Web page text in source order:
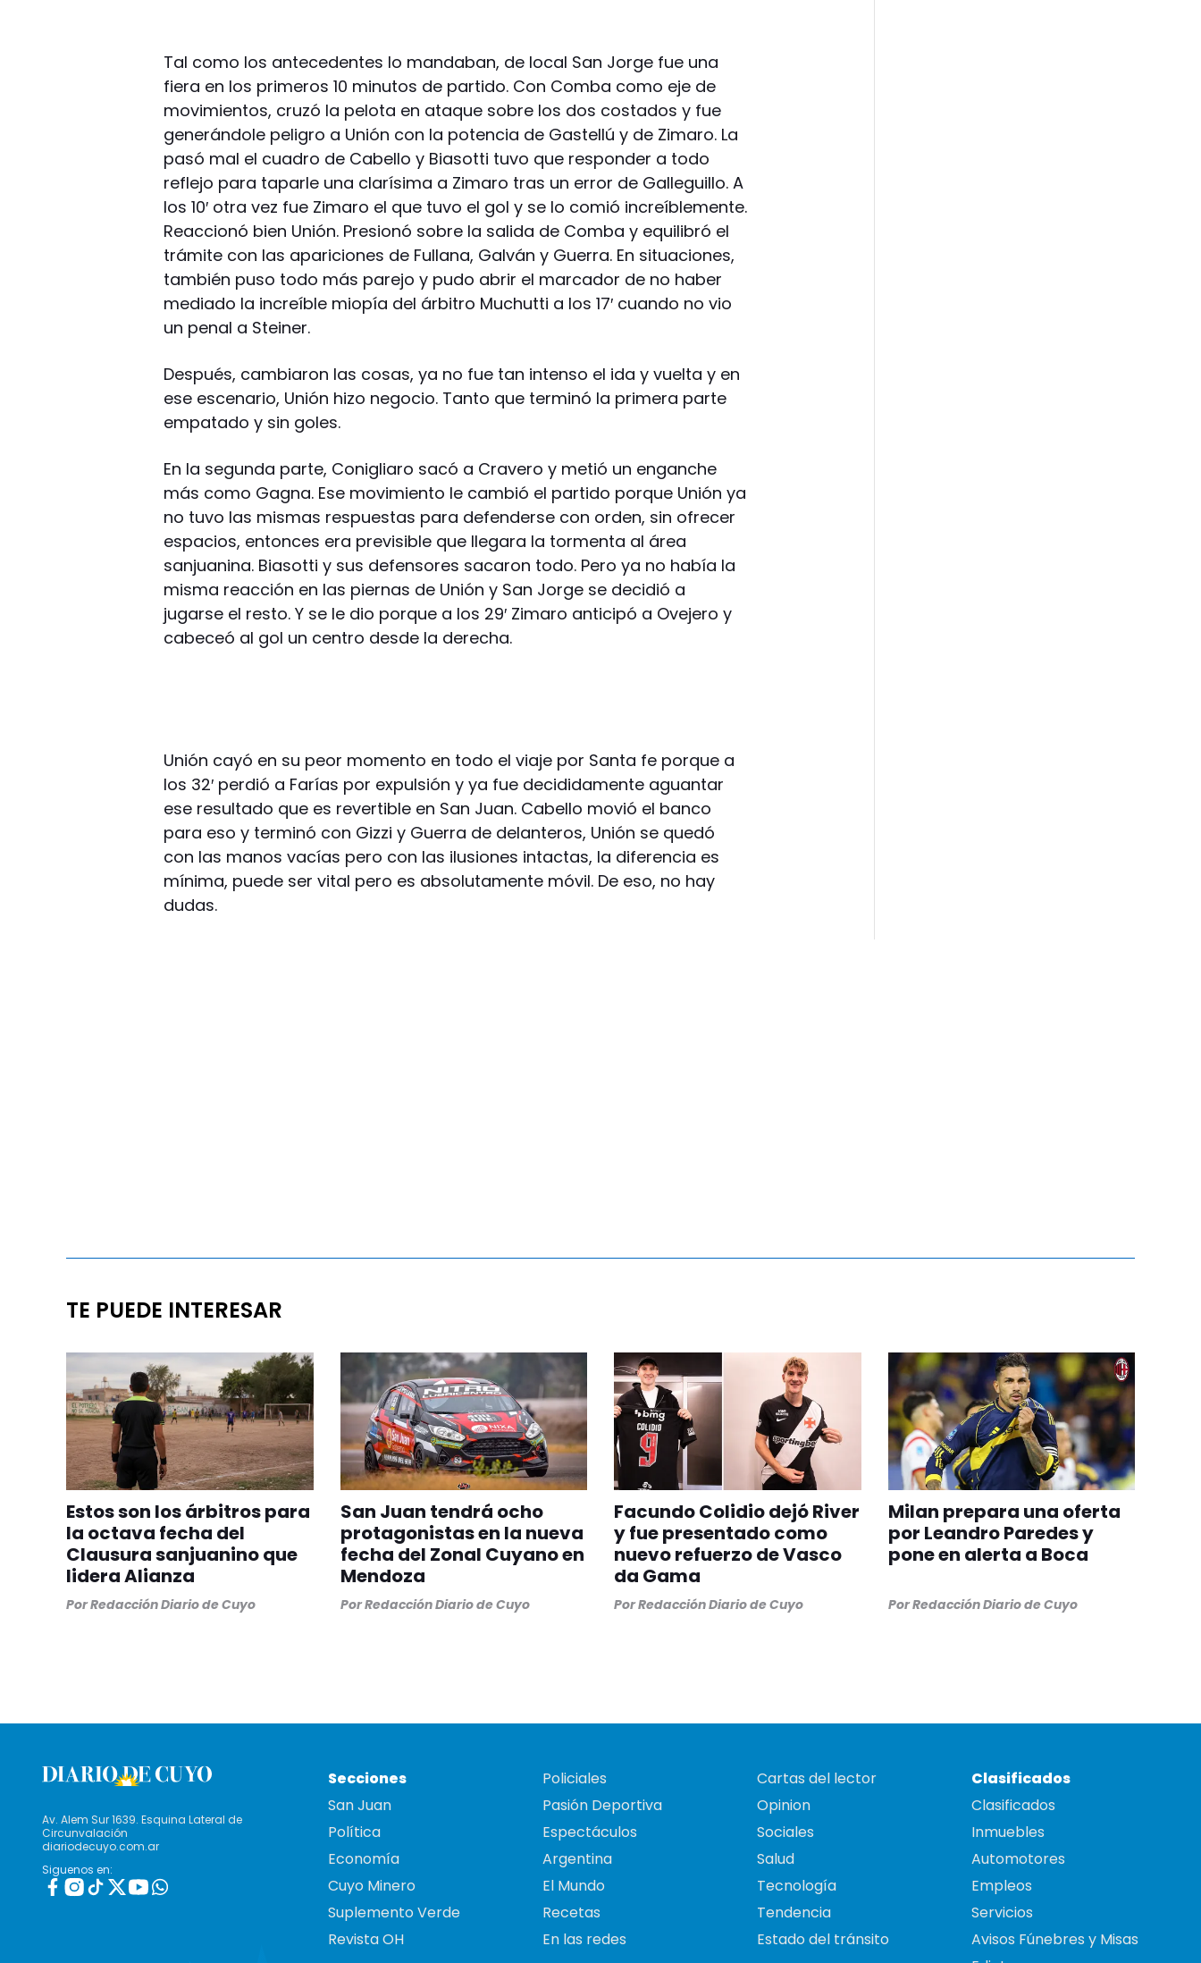
Tal como los antecedentes lo mandaban, de local San Jorge fue una
fiera en los primeros 10 minutos de partido. Con Comba como eje de
movimientos, cruzó la pelota en ataque sobre los dos costados y fue
generándole peligro a Unión con la potencia de Gastellú y de Zimaro. La
pasó mal el cuadro de Cabello y Biasotti tuvo que responder a todo
reflejo para taparle una clarísima a Zimaro tras un error de Galleguillo. A
los 10′ otra vez fue Zimaro el que tuvo el gol y se lo comió increíblemente.
Reaccionó bien Unión. Presionó sobre la salida de Comba y equilibró el
trámite con las apariciones de Fullana, Galván y Guerra. En situaciones,
también puso todo más parejo y pudo abrir el marcador de no haber
mediado la increíble miopía del árbitro Muchutti a los 17′ cuando no vio
un penal a Steiner.
Después, cambiaron las cosas, ya no fue tan intenso el ida y vuelta y en
ese escenario, Unión hizo negocio. Tanto que terminó la primera parte
empatado y sin goles.
En la segunda parte, Conigliaro sacó a Cravero y metió un enganche
más como Gagna. Ese movimiento le cambió el partido porque Unión ya
no tuvo las mismas respuestas para defenderse con orden, sin ofrecer
espacios, entonces era previsible que llegara la tormenta al área
sanjuanina. Biasotti y sus defensores sacaron todo. Pero ya no había la
misma reacción en las piernas de Unión y San Jorge se decidió a
jugarse el resto. Y se le dio porque a los 29′ Zimaro anticipó a Ovejero y
cabeceó al gol un centro desde la derecha.
Unión cayó en su peor momento en todo el viaje por Santa fe porque a
los 32′ perdió a Farías por expulsión y ya fue decididamente aguantar
ese resultado que es revertible en San Juan. Cabello movió el banco
para eso y terminó con Gizzi y Guerra de delanteros, Unión se quedó
con las manos vacías pero con las ilusiones intactas, la diferencia es
mínima, puede ser vital pero es absolutamente móvil. De eso, no hay
dudas.
TE PUEDE INTERESAR
Estos son los árbitros para
la octava fecha del
Clausura sanjuanino que
lidera Alianza
PorRedacción Diario de Cuyo
San Juan tendrá ocho
protagonistas en la nueva
fecha del Zonal Cuyano en
Mendoza
PorRedacción Diario de Cuyo
Facundo Colidio dejó River
y fue presentado como
nuevo refuerzo de Vasco
da Gama
PorRedacción Diario de Cuyo
Milan prepara una oferta
por Leandro Paredes y
pone en alerta a Boca
PorRedacción Diario de Cuyo
Av. Alem Sur 1639. Esquina Lateral de
Circunvalación
diariodecuyo.com.ar
Siguenos en:
Secciones
San Juan
Política
Economía
Cuyo Minero
Suplemento Verde
Revista OH
Policiales
Pasión Deportiva
Espectáculos
Argentina
El Mundo
Recetas
En las redes
Cartas del lector
Opinion
Sociales
Salud
Tecnología
Tendencia
Estado del tránsito
Clasificados
Clasificados
Inmuebles
Automotores
Empleos
Servicios
Avisos Fúnebres y Misas